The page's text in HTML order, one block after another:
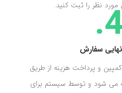
مورد نظر را ثبت کنید.
سفارش
و پرداخت هزینه از طریق
شود و توسط سیستم برای